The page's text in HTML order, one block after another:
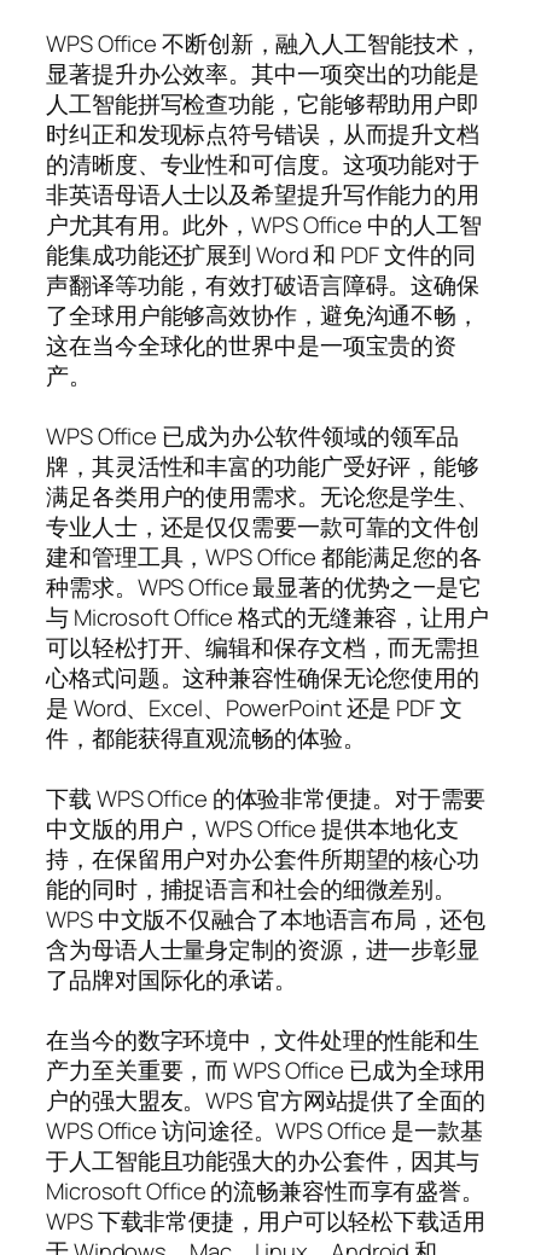
WPS Office 不断创新，融入人工智能技术，
显著提升办公效率。其中一项突出的功能是
人工智能拼写检查功能，它能够帮助用户即
时纠正和发现标点符号错误，从而提升文档
的清晰度、专业性和可信度。这项功能对于
非英语母语人士以及希望提升写作能力的用
户尤其有用。此外，WPS Office 中的人工智
能集成功能还扩展到 Word 和 PDF 文件的同
声翻译等功能，有效打破语言障碍。这确保
了全球用户能够高效协作，避免沟通不畅，
这在当今全球化的世界中是一项宝贵的资
产。
WPS Office 已成为办公软件领域的领军品
牌，其灵活性和丰富的功能广受好评，能够
满足各类用户的使用需求。无论您是学生、
专业人士，还是仅仅需要一款可靠的文件创
建和管理工具，WPS Office 都能满足您的各
种需求。WPS Office 最显著的优势之一是它
与 Microsoft Office 格式的无缝兼容，让用户
可以轻松打开、编辑和保存文档，而无需担
心格式问题。这种兼容性确保无论您使用的
是 Word、Excel、PowerPoint 还是 PDF 文
件，都能获得直观流畅的体验。
下载 WPS Office 的体验非常便捷。对于需要
中文版的用户，WPS Office 提供本地化支
持，在保留用户对办公套件所期望的核心功
能的同时，捕捉语言和社会的细微差别。
WPS 中文版不仅融合了本地语言布局，还包
含为母语人士量身定制的资源，进一步彰显
了品牌对国际化的承诺。
在当今的数字环境中，文件处理的性能和生
产力至关重要，而 WPS Office 已成为全球用
户的强大盟友。WPS 官方网站提供了全面的
WPS Office 访问途径。WPS Office 是一款基
于人工智能且功能强大的办公套件，因其与
Microsoft Office 的流畅兼容性而享有盛誉。
WPS 下载非常便捷，用户可以轻松下载适用